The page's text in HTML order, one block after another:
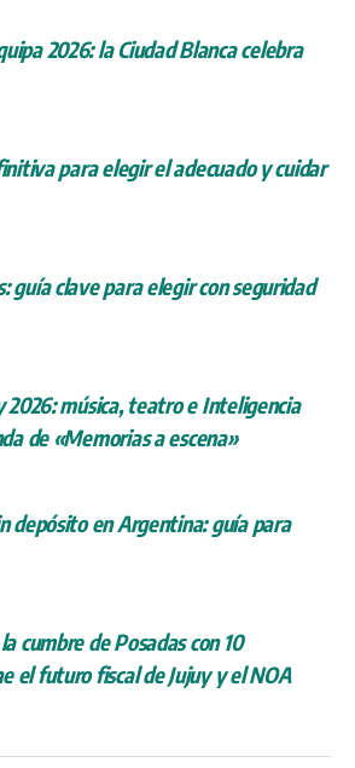
2026: la Ciudad Blanca celebra
para elegir el adecuado y cuidar
guía clave para elegir con seguridad
2026: música, teatro e Inteligencia
de «Memorias a escena»
depósito en Argentina: guía para
cumbre de Posadas con 10
el futuro fiscal de Jujuy y el NOA